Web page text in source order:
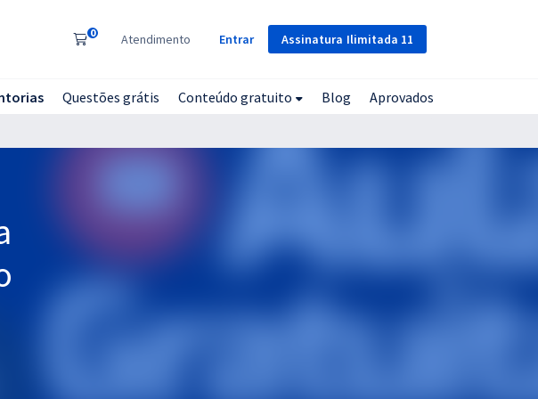
Assinatura Ilimitada 11
0 Atendimento Entrar
Questões grátis Conteúdo gratuito Blog Aprovados